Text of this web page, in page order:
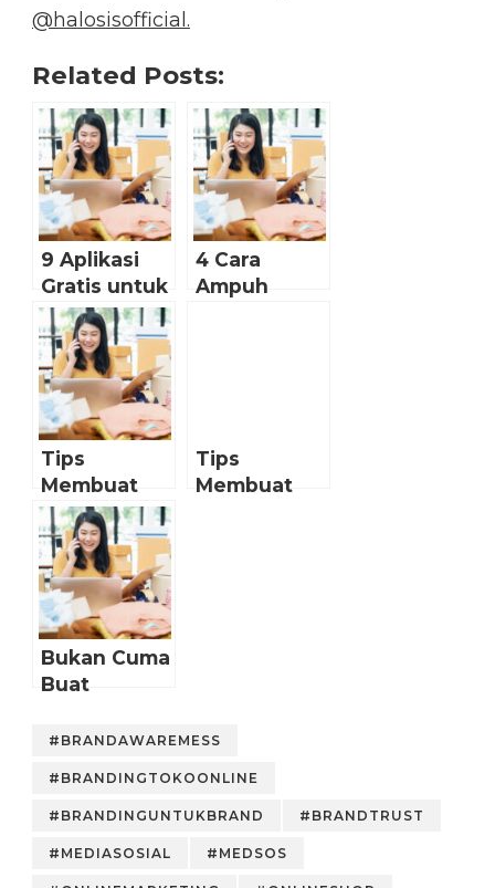
@halosisofficial.
Related Posts:
9 Aplikasi
Gratis untuk
Membuat
Logo Toko
Online yang
Menarik
4 Cara
Ampuh
Tips
Membuat
Logo Toko
Online-mu
Terlihat
Profesional
Tips
Membuat
Bukan Cuma
Buat
senang, Ini
Konten Fun
untuk
Sosmed
#BRANDAWAREMESS
#BRANDINGTOKOONLINE
#BRANDINGUNTUKBRAND #BRANDTRUST
#MEDIASOSIAL #MEDSOS